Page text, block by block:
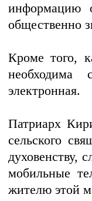
информацию
общественно
Кроме того,
необходима
электронная.
Патриарх
сельского
духовенству,
мобильные
жителю этой